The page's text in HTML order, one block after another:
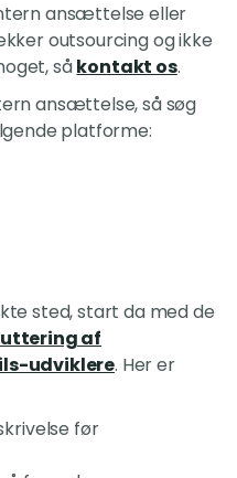
ansættelse eller
outsourcing og ikke
såkontakt os.
ansættelse, så søg
platforme:
sted, start da med de
af
udviklere. Her er
før